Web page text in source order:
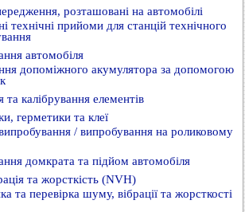
розташовані на автомобілі
технічні прийоми для станцій технічного
автомобіля
допоміжного акумулятора за допомогою
калібрування елементів
герметики та клеї
/ випробування на роликовому
домкрата та підйом автомобіля
та жорсткість (NVH)
та перевірка шуму, вібрації та жорсткості